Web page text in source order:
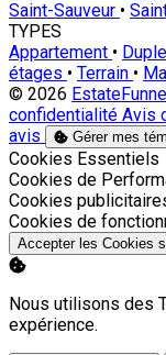
Saint-Sauveur •
TYPES
Appartement •
étages • Terrain •
© 2026 EstateFunnel
confidentialité Avis
avis
Gérer mes
Activer
Cookies Essentiels
Activer
Cookies de
Activer
Cookies
Activer
Cookies de
Accepter les Cookies
Nous utilisons des
expérience.